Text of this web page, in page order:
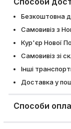
Безкоштовна
Самовивіз з
Кур'єр Нової
Самовивіз зі
Інші
Доставка у
Способи